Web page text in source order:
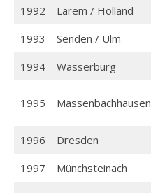
1992
Larem / Holland
1993
Senden / Ulm
1994
Wasserburg
1995 Massenbachhausen
1996
Dresden
1997
Münchsteinach